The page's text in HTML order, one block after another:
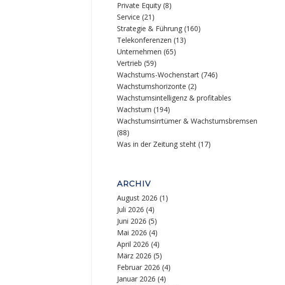
Private Equity (8)
Service (21)
Strategie & Führung (160)
Telekonferenzen (13)
Unternehmen (65)
Vertrieb (59)
Wachstums-Wochenstart (746)
Wachstumshorizonte (2)
Wachstumsintelligenz & profitables
Wachstum (194)
Wachstumsirrtümer & Wachstumsbremsen
(88)
Was in der Zeitung steht (17)
ARCHIV
August 2026 (1)
Juli 2026 (4)
Juni 2026 (5)
Mai 2026 (4)
April 2026 (4)
März 2026 (5)
Februar 2026 (4)
Januar 2026 (4)